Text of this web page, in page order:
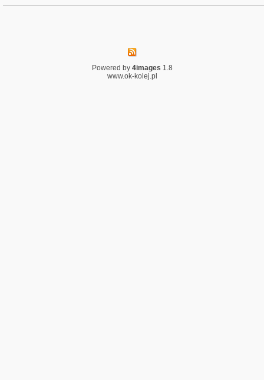
Powered by 4images 1.8
www.ok-kolej.pl